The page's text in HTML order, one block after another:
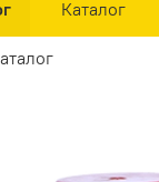
Каталог